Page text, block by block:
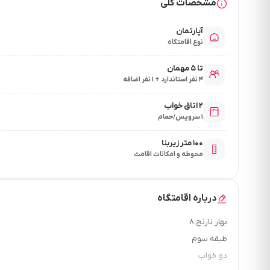
مشخصات کلی
آپارتمان
نوع اقامتگاه
تا ۵ مهمان
۴ نفر استاندارد + ۱ نفر اضافه
۲ اتاق خواب
۱ سرویس/حمام
۱۰۰ متر زیربنا
محوطه و امکانات اقامت
درباره اقامتگاه
بهار نارنج ۸
طبقه سوم
دو خواب